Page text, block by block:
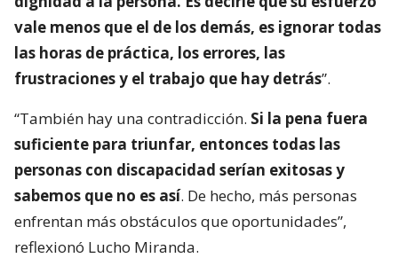
vale menos que el de los demás, es ignorar todas
las horas de práctica, los errores, las
frustraciones y el trabajo que hay detrás”.
“También hay una contradicción. Si la pena fuera
suficiente para triunfar, entonces todas las
personas con discapacidad serían exitosas y
sabemos que no es así. De hecho, más personas
enfrentan más obstáculos que oportunidades”,
reflexionó Lucho Miranda.